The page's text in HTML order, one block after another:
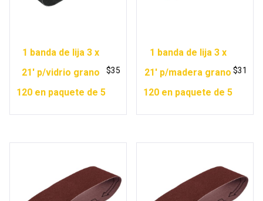
1 banda de lija 3 x
21′ p/vidrio grano
120 en paquete de 5
$35
1 banda de lija 3 x
21′ p/madera grano
120 en paquete de 5
$31